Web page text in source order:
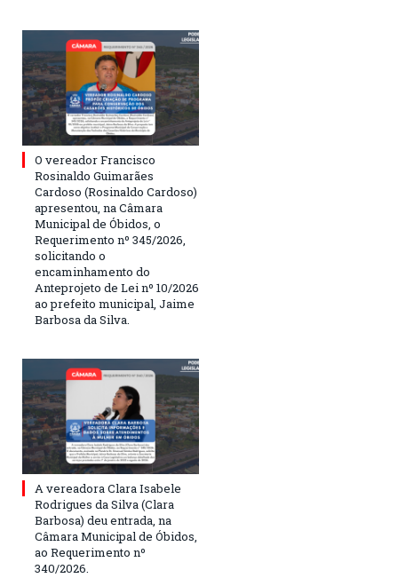
O vereador Francisco
Rosinaldo Guimarães
Cardoso (Rosinaldo Cardoso)
apresentou, na Câmara
Municipal de Óbidos, o
Requerimento nº 345/2026,
solicitando o
encaminhamento do
Anteprojeto de Lei nº 10/2026
ao prefeito municipal, Jaime
Barbosa da Silva.
A vereadora Clara Isabele
Rodrigues da Silva (Clara
Barbosa) deu entrada, na
Câmara Municipal de Óbidos,
ao Requerimento nº
340/2026.